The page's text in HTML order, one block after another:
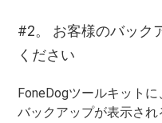
#2。 お客様のバック
ください
FoneDogツールキット
バックアップが表示さ